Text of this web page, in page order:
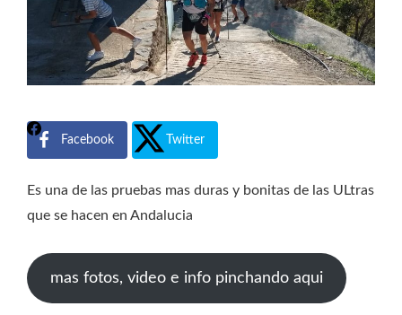
Facebook Twitter
Es una de las pruebas mas duras y bonitas de las ULtras
que se hacen en Andalucia
mas fotos, video e info pinchando aqui